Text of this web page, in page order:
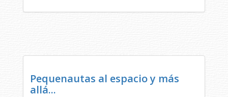
Pequenautas al espacio y más
allá...